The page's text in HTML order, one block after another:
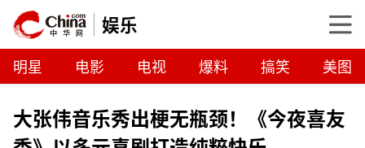
娱乐
明星 电影 电视 爆料 搞笑 美图
大张伟音乐秀出梗无瓶颈！《今夜喜友